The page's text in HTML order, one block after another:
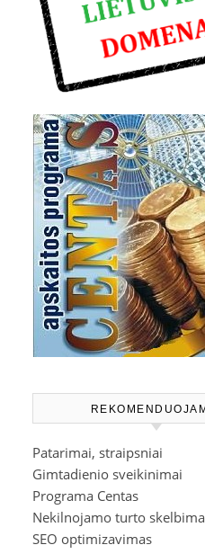
Patarimai, straipsniai
Gimtadienio sveikinimai
Programa Centas
Nekilnojamo turto
SEO optimizavimas